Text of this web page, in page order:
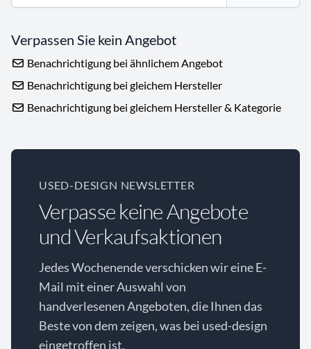
Verpassen Sie kein Angebot
Benachrichtigung bei ähnlichem Angebot
Benachrichtigung bei gleichem Hersteller
Benachrichtigung bei gleichem Hersteller & Kategorie
USED-DESIGN NEWSLETTER
Verpasse keine Angebote
und Verkaufsaktionen
Jedes Wochenende verschicken wir eine E-
Mail mit einer Auswahl von
handverlesenen Angeboten, die Ihnen das
Beste von dem zeigen, was bei used-design
eingetroffen ist.